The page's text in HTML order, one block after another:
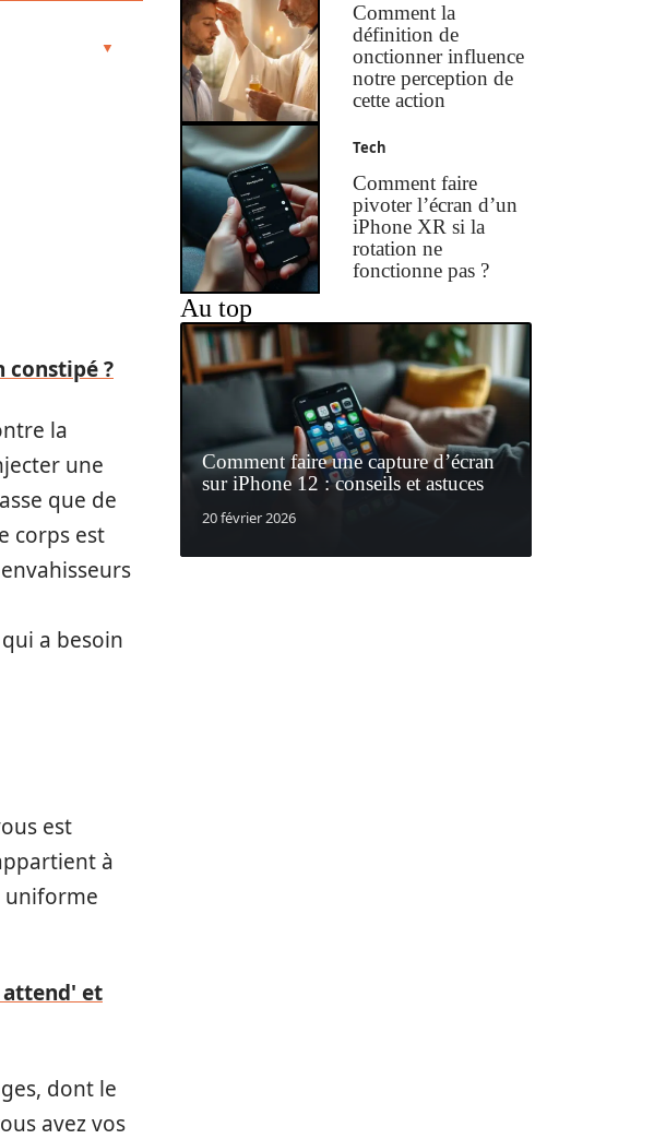
constipé ?
la
une
que de
corps est
a besoin
est
à
uniforme
attend' et
dont le
avez vos
Comment la
définition de
onctionner influence
notre perception de
cette action
Tech
Comment faire
pivoter l’écran d’un
iPhone XR si la
rotation ne
fonctionne pas ?
Au top
Comment faire une capture d’écran
sur iPhone 12 : conseils et astuces
20 février 2026